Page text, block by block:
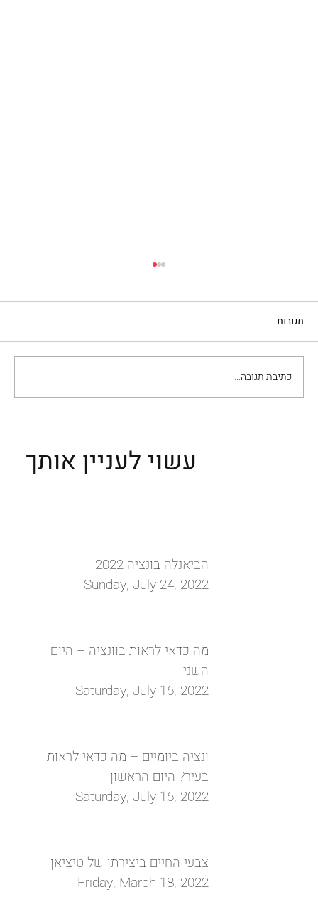
תגובות
כתיבת תגובה...
הביאנלה בונציה 2022
Sunday, July 24, 2022
מה כדאי לראות בוונציה – היום
השני
Saturday, July 16, 2022
ונציה ביומיים – מה כדאי לראות
בעיר? היום הראשון
Saturday, July 16, 2022
צבעי החיים ביצירתו של טיציאן
Friday, March 18, 2022
עשוי לעניין אותך